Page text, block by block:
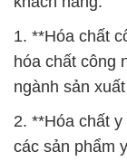
2. **Hóa chất y
các sản phẩm
đảm bảo sức
3. **Hóa chất
ngành nông
hóa chất để